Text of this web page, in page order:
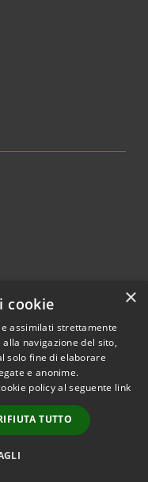
Copyright © 2021 •
Comune di Concesio •
byMunicipium
Accesso redazione
×
cookie
assimilati strettamente
navigazione del sito,
solo fine di elaborare
e anonime.
policy al seguente link
TUTTO